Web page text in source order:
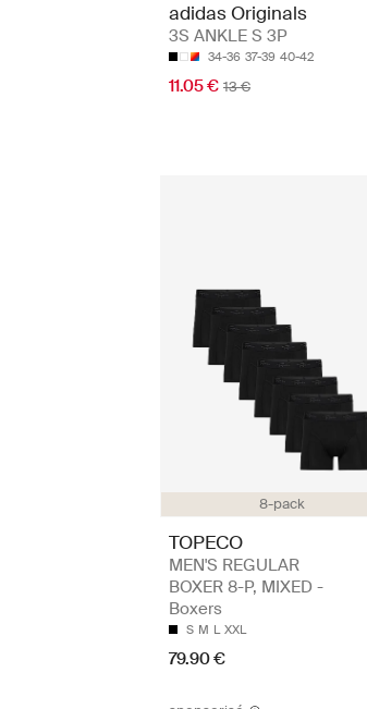
adidas Originals
3S ANKLE S 3P
34-36 37-39 40-42
11.05 € 13 €
8-pack
TOPECO
MEN'S REGULAR
BOXER 8-P, MIXED -
Boxers
S M L XXL
79.90 €